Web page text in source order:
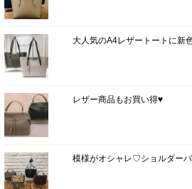
大人気のA4レザートートに新
レザー商品もお買い得♥
模様がオシャレ♡ショルダー